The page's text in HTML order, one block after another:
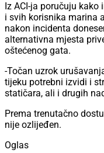
Iz ACI-ja poručuju
i svih korisnika marina
nakon incidenta
alternativna mjesta
oštećenog gata.
-Točan uzrok
tijeku potrebni izvidi i
statičara, ali i drugih
Prema trenutačno
nije ozlijeđen.
Oglas